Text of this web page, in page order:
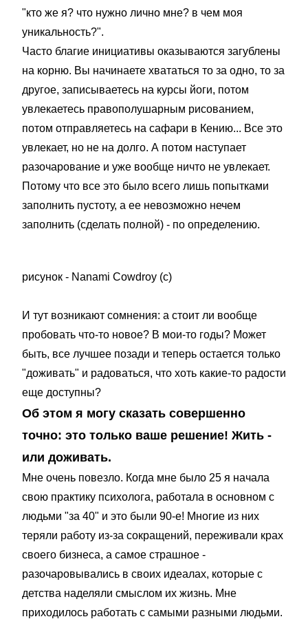
"кто же я? что нужно лично мне? в чем моя
уникальность?".
Часто благие инициативы оказываются загублены
на корню. Вы начинаете хвататься то за одно, то за
другое, записываетесь на курсы йоги, потом
увлекаетесь правополушарным рисованием,
потом отправляетесь на сафари в Кению... Все это
увлекает, но не на долго. А потом наступает
разочарование и уже вообще ничто не увлекает.
Потому что все это было всего лишь попытками
заполнить пустоту, а ее невозможно нечем
заполнить (сделать полной) - по определению.
рисунок - Nanami Cowdroy (с)
И тут возникают сомнения: а стоит ли вообще
пробовать что-то новое? В мои-то годы? Может
быть, все лучшее позади и теперь остается только
"доживать" и радоваться, что хоть какие-то радости
еще доступны?
Об этом я могу сказать совершенно
точно: это только ваше решение! Жить -
или доживать.
Мне очень повезло. Когда мне было 25 я начала
свою практику психолога, работала в основном с
людьми "за 40" и это были 90-е! Многие из них
теряли работу из-за сокращений, переживали крах
своего бизнеса, а самое страшное -
разочаровывались в своих идеалах, которые с
детства наделяли смыслом их жизнь. Мне
приходилось работать с самыми разными людьми.